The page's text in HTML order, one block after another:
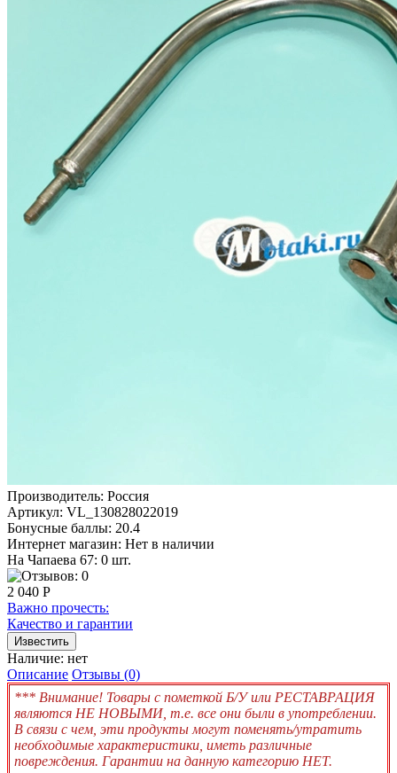
Производитель: Россия
Артикул: VL_130828022019
Бонусные баллы: 20.4
Интернет магазин: Нет в наличии
На Чапаева 67: 0 шт.
2 040 Р
Важно прочесть:
Качество и гарантии
Наличие: нет
Описание Отзывы (0)
*** Внимание! Товары с пометкой Б/У или РЕСТАВРАЦИЯ
являются НЕ НОВЫМИ, т.е. все они были в употреблении.
В связи с чем, эти продукты могут поменять/утратить
необходимые характеристики, иметь различные
повреждения. Гарантии на данную категорию НЕТ.